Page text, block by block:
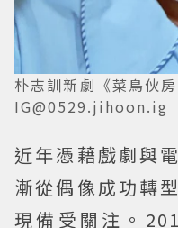
朴志訓新劇《菜鳥伙
IG@0529.jihoon.ig
近年憑藉戲劇與
漸從偶像成功轉
現備受關注。